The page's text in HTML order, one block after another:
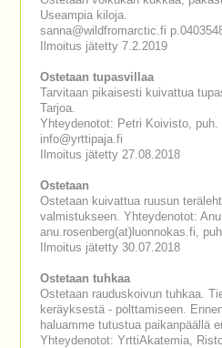
Useampia kiloja.
sanna@wildfromarctic.fi
Ilmoitus jätetty 7.2.2019
Ostetaan tupasvillaa
Tarvitaan pikaisesti kuivattua
Tarjoa.
Yhteydenotot: Petri Koivisto, puh.
info@yrttipaja.fi
Ilmoitus jätetty 27.08.2018
Ostetaan
Ostetaan kuivattua ruusun
valmistukseen. Yhteydenotot:
anu.rosenberg(at)luonnokas.fi,
Ilmoitus jätetty 30.07.2018
Ostetaan tuhkaa
Ostetaan rauduskoivun tuhkaa.
keräyksestä - polttamiseen.
haluamme tutustua paikanpäällä
Yhteydenotot: YrttiAkatemia,